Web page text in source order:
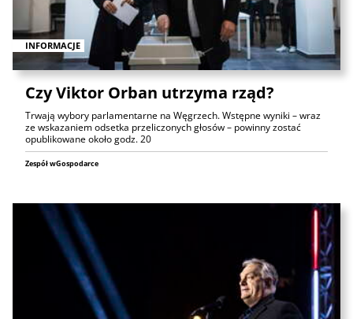
INFORMACJE
Czy Viktor Orban utrzyma rząd?
Trwają wybory parlamentarne na Węgrzech. Wstępne wyniki – wraz
ze wskazaniem odsetka przeliczonych głosów – powinny zostać
opublikowane około godz. 20
Zespół wGospodarce